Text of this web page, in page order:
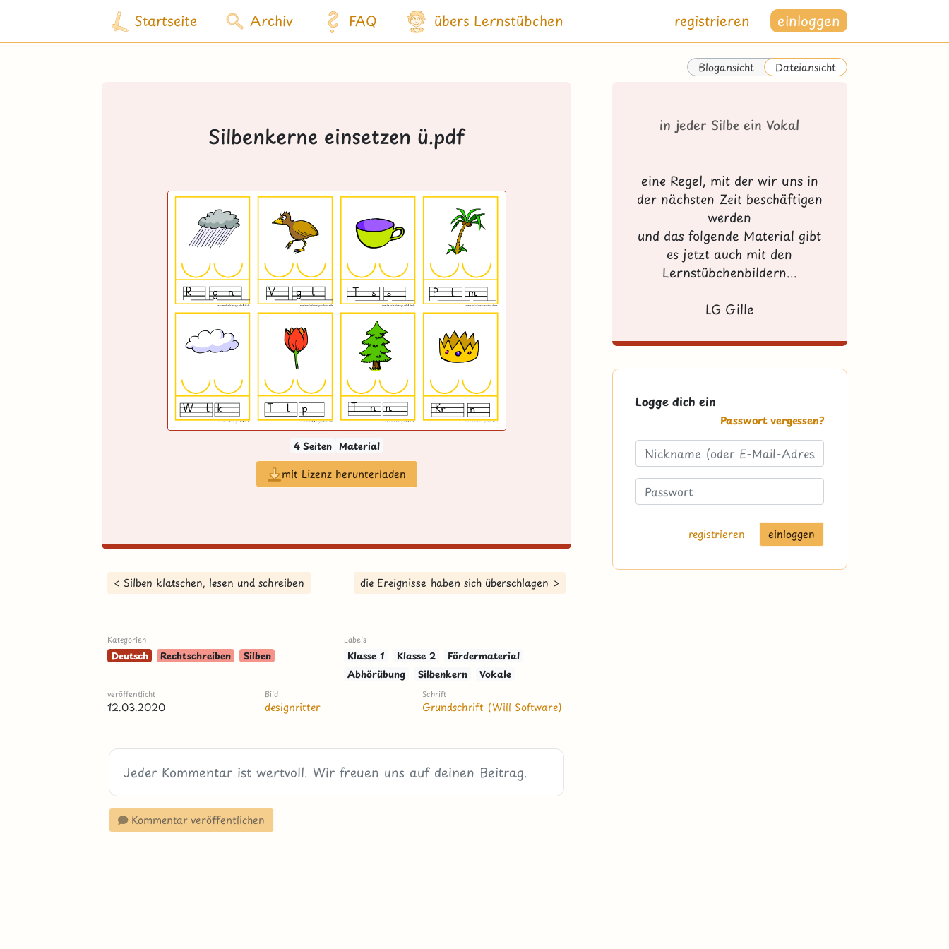
Startseite Archiv FAQ übers Lernstübchen registrieren einloggen
Blogansicht Dateiansicht
Silbenkerne einsetzen ü.pdf
4 Seiten Material
mit Lizenz herunterladen
< Silben klatschen, lesen und schreiben die Ereignisse haben sich überschlagen >
Kategorien
Deutsch Rechtschreiben Silben
Labels
Klasse 1 Klasse 2
Fördermaterial
Abhörübung
Silbenkern Vokale
veröffentlicht
12.03.2020
Bild
designritter
Schrift
Grundschrift (Will Software)
Kommentar veröffentlichen
in jeder Silbe ein Vokal
eine Regel, mit der wir uns in
der nächsten Zeit beschäftigen
werden
und das folgende Material gibt
es jetzt auch mit den
Lernstübchenbildern...
LG Gille
Logge dich ein
Passwort vergessen?
registrieren